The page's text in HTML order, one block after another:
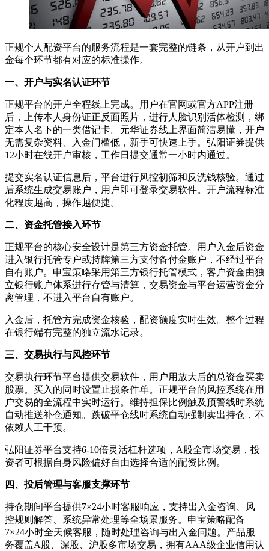
正规个人配资平台的服务流程是一套完整的链条，从开户到出
金每个环节都有对应的标准操作。
一、开户与实名认证环节
正规平台的开户全程线上完成。用户在官网或官方APP注册
后，上传本人身份证正反面照片，进行人脸识别活体检测，绑
定本人名下的一类借记卡。元华证券线上界面简洁易懂，开户
无需复杂资料、入金门槛低，新手可快速上手。弘阳证券提供
12小时在线开户审核，工作日提交通常一小时内通过。
提交实名认证信息后，平台进行风控初筛和反洗钱核验。通过
后系统生成交易账户，用户即可登录交易软件。开户流程标准
化程度越高，操作越便捷。
二、资金托管接入环节
正规平台的核心安全设计是第三方资金托管。用户入金后资金
进入银行托管专户或持牌第三方支付备付金账户，不经过平台
自有账户。申宝策略采用第三方银行托管模式，客户资金由独
立银行账户体系进行存管与清算，交易资金与平台运营资金分
离管理，不进入平台自有账户。
入金后，托管方完成资金核验，配资额度实时生效。整个过程
在银行端有完整的独立流水记录。
三、交易执行与风控环节
交易执行环节平台提供交易软件，用户用放大后的总资金买卖
股票。买入的同时设置止损条件单。正规平台的风控系统在用
户交易的全流程中实时运行。维持担保比例触及预警线时系统
自动推送补仓通知。跌破平仓线时系统自动强制卖出持仓，不
依赖人工干预。
弘阳证券平台支持6-10倍灵活杠杆选项，A股全市场交易，投
资者可根据自身风险偏好自由选择合适的配资比例。
四、投后管理与客服支撑环节
持仓期间平台提供7×24小时客服响应，支持出入金咨询、风
控规则解答、系统异常处理等全场景服务。申宝策略配备
7×24小时全天候客服，随时处理咨询与出入金问题。产品服
务覆盖A股、深股、沪股多市场交易，拥有AAA级企业信用认